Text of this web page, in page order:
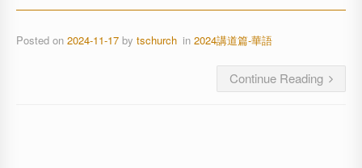
Posted on 2024-11-17 by tschurch in2024講道篇-華語
Continue Reading